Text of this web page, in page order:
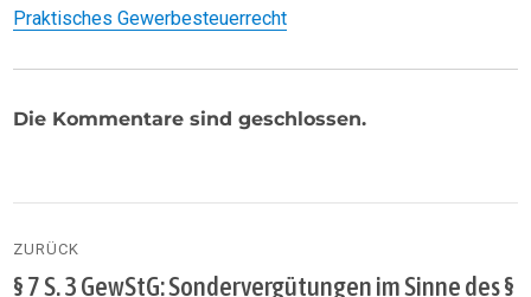
Praktisches Gewerbesteuerrecht
Die Kommentare sind geschlossen.
ZURÜCK
Vorheriger
§ 7 S. 3 GewStG: Sondervergütungen im Sinne des §